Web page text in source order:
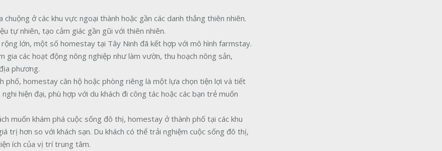
chuộng ở các khu vực ngoại thành hoặc gần các danh thắng thiên nhiên.
tự nhiên, tạo cảm giác gần gũi với thiên nhiên.
lớn, một số homestay tại Tây Ninh đã kết hợp với mô hình farmstay.
gia các hoạt động nông nghiệp như làm vườn, thu hoạch nông sản,
phương.
phố, homestay căn hộ hoặc phòng riêng là một lựa chọn tiện lợi và tiết
hiện đại, phù hợp với du khách đi công tác hoặc các bạn trẻ muốn
muốn khám phá cuộc sống đô thị, homestay ở thành phố tại các khu
trị hơn so với khách sạn. Du khách có thể trải nghiệm cuộc sống đô thị,
ích của vị trí trung tâm.